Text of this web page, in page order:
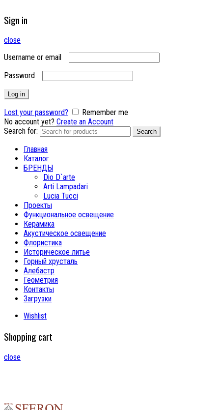
Sign in
close
Username or email
Password
Log in
Lost your password?
Remember me
No account yet? Create an Account
Search for:
Search
Главная
Каталог
БРЕНДЫ
Dio D`arte
Arti Lampadari
Lucia Tucci
Проекты
Функциональное освещение
Керамика
Акустическое освещение
Флористика
Историческое литье
Горный хрусталь
Алебастр
Геометрия
Контакты
Загрузки
Wishlist
Shopping cart
close